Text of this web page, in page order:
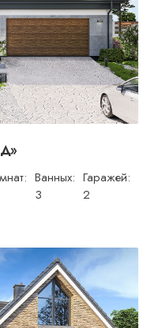
Ванных:
3
Гаражей:
2